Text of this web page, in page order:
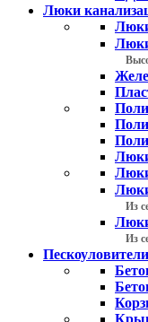
Люки
Из
Из
Пескоуловители